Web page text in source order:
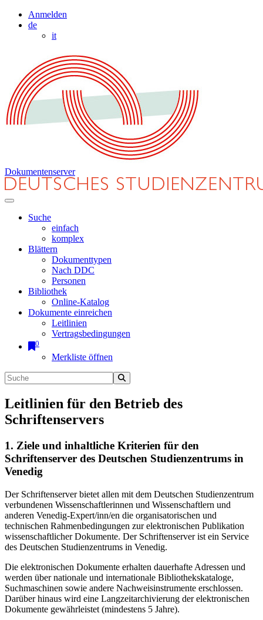
Anmelden
de
it
Dokumentenserver
Suche
einfach
komplex
Blättern
Dokumenttypen
Nach DDC
Personen
Bibliothek
Online-Katalog
Dokumente einreichen
Leitlinien
Vertragsbedingungen
0
Merkliste öffnen
Leitlinien für den Betrieb des
Schriftenservers
1. Ziele und inhaltliche Kriterien für den
Schriftenserver des Deutschen Studienzentrums in
Venedig
Der Schriftenserver bietet allen mit dem Deutschen Studienzentrum
verbundenen Wissenschaftlerinnen und Wissenschaftlern und
anderen Venedig-Expert/inn/en die organisatorischen und
technischen Rahmenbedingungen zur elektronischen Publikation
wissenschaftlicher Dokumente. Der Schriftenserver ist ein Service
des Deutschen Studienzentrums in Venedig.
Die elektronischen Dokumente erhalten dauerhafte Adressen und
werden über nationale und internationale Bibliothekskataloge,
Suchmaschinen sowie andere Nachweisinstrumente erschlossen.
Darüber hinaus wird eine Langzeitarchivierung der elektronischen
Dokumente gewährleistet (mindestens 5 Jahre).